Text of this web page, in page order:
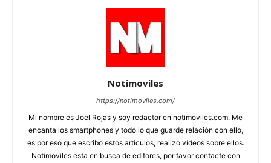
Notimoviles
https://notimoviles.com/
Mi nombre es Joel Rojas y soy redactor en notimoviles.com. Me
encanta los smartphones y todo lo que guarde relación con ello,
es por eso que escribo estos artículos, realizo vídeos sobre ellos.
Notimoviles esta en busca de editores, por favor contacte con